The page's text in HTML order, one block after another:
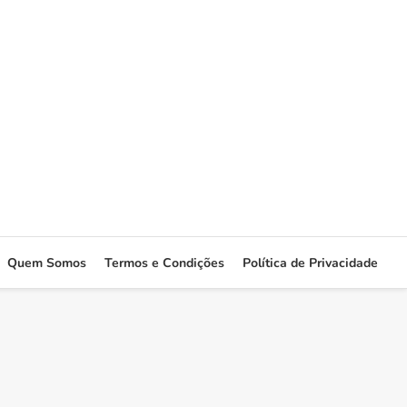
Quem Somos Termos e Condições Política de Privacidade